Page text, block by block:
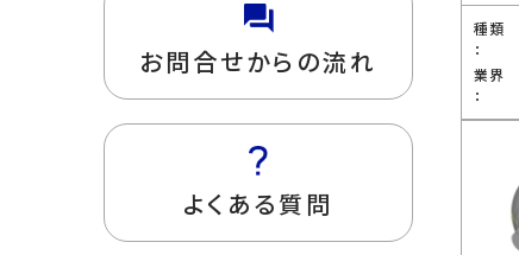
お問合せからの流れ
よくある質問
種類
：
業界
：